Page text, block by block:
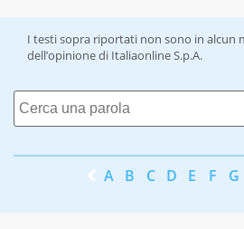
I testi sopra riportati non sono in alcun
dell’opinione di Italiaonline S.p.A.
A B C D E F G